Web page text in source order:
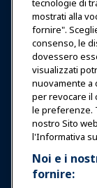
Notizie &
Sicurezza
Difesa
Ricerca e
tecnologie di
mostrati alla
fornire".
consenso, le
dovessero
visualizzati
nuovamente a
per revocare il
le preferenze.
nostro Sito
l'Informativa
Noi e i
fornire: